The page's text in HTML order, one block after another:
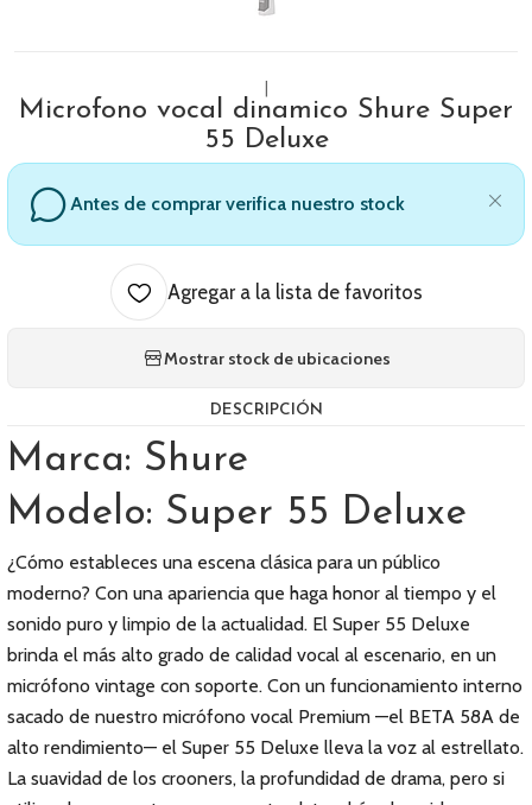
Microfono vocal dinamico Shure Super
55 Deluxe
Antes de comprar verifica nuestro stock
Agregar a la lista de favoritos
Mostrar stock de ubicaciones
DESCRIPCIÓN
Marca: Shure
Modelo: Super 55 Deluxe
¿Cómo estableces una escena clásica para un público
moderno? Con una apariencia que haga honor al tiempo y el
sonido puro y limpio de la actualidad. El Super 55 Deluxe
brinda el más alto grado de calidad vocal al escenario, en un
micrófono vintage con soporte. Con un funcionamiento interno
sacado de nuestro micrófono vocal Premium —el BETA 58A de
alto rendimiento— el Super 55 Deluxe lleva la voz al estrellato.
La suavidad de los crooners, la profundidad de drama, pero si